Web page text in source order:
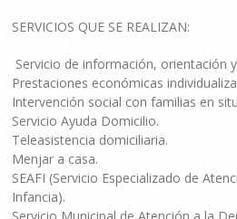
SERVICIOS QUE SE REALIZAN:
Servicio de información, orientación
Prestaciones económicas
Intervención social con familias en
Servicio Ayuda Domicilio.
Teleasistencia domiciliaria.
Menjar a casa.
SEAFI (Servicio Especializado de
Infancia).